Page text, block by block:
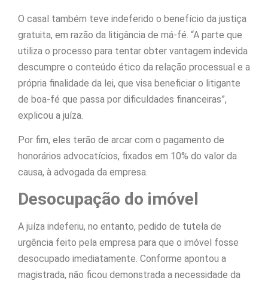
O casal também teve indeferido o benefício da justiça
gratuita, em razão da litigância de má-fé. “A parte que
utiliza o processo para tentar obter vantagem indevida
descumpre o conteúdo ético da relação processual e a
própria finalidade da lei, que visa beneficiar o litigante
de boa-fé que passa por dificuldades financeiras”,
explicou a juíza.
Por fim, eles terão de arcar com o pagamento de
honorários advocatícios, fixados em 10% do valor da
causa, à advogada da empresa.
Desocupação do imóvel
A juíza indeferiu, no entanto, pedido de tutela de
urgência feito pela empresa para que o imóvel fosse
desocupado imediatamente. Conforme apontou a
magistrada, não ficou demonstrada a necessidade da